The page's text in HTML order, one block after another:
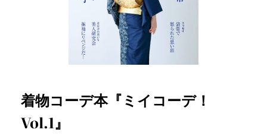
着物コーデ本『ミイコーデ！
Vol.1』